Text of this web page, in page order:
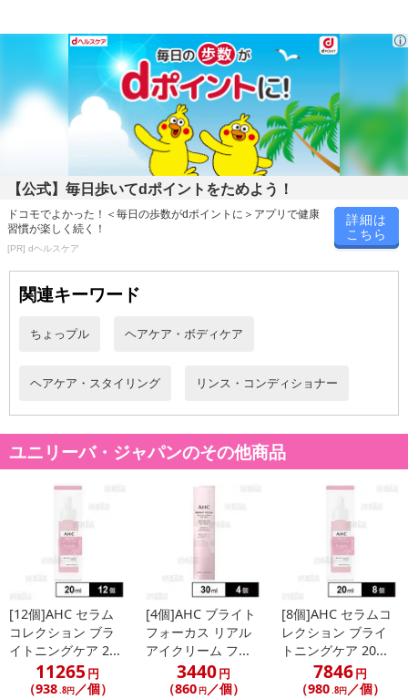
金はいたしかねます。
また、お届け日時のご指定は、お受けできません。宅配業者からの
不在票にてご対応ください。
※発送予定日は前後する場合がございます。また商品によって発送
※dショッピングサンプル百貨店よりお届けする商品は、ご利用いた
だいた後のご感想をいただくことを目的としており、転売等は固く
禁じます。
転売等、目的以外での利用が確認された場合は、サービス利用を停
止させていただきます。
発送日カレンダー
休業日
その他共通および商品カテゴリー別注意事項（※必ずご確認くだ
こちらの情報は2026-07-09 14:13:35.0 での情報となります。
【公式】毎日歩いてdポイントをためよう！
ドコモでよかった！＜毎日の歩数がdポイントに＞アプリで健康
習慣が楽しく続く！
[PR] dヘルスケア
詳細は
こちら
関連キーワード
ちょっプル ヘアケア・ボディケア
ヘアケア・スタイリング リンス・コンディショナー
ユニリーバ・ジャパンのその他商品
[12個]AHC セラム
コレクション ブラ
イトニングケア 2...
11265 円
（938.8円／個）
[4個]AHC ブライト
フォーカス リアル
アイクリーム フ...
3440円
（860 円／個）
[8個]AHC セラムコ
レクション ブライ
トニングケア 20...
7846円
（980.8円／個）